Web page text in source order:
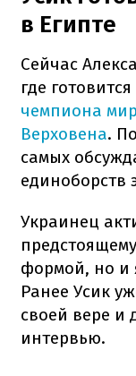
в Египте
Сейчас
где готовится
чемпиона
Верховена.
самых
единоборств
Украинец
формой, но и
Ранее Усик
своей вере и
интервью.